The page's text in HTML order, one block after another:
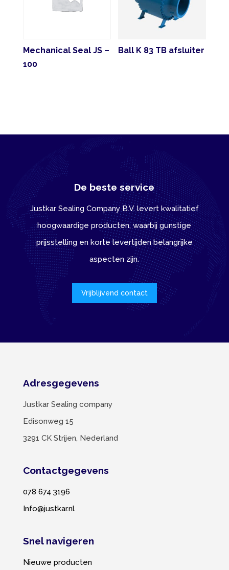
Mechanical Seal JS –
100
Ball K 83 TB afsluiter
De beste service
Justkar Sealing Company B.V. levert kwalitatief
hoogwaardige producten, waarbij gunstige
prijsstelling en korte levertijden belangrijke
aspecten zijn.
Vrijblijvend contact
Adresgegevens
Justkar Sealing company
Edisonweg 15
3291 CK Strijen, Nederland
Contactgegevens
078 674 3196
Info@justkar.nl
Snel navigeren
Nieuwe producten